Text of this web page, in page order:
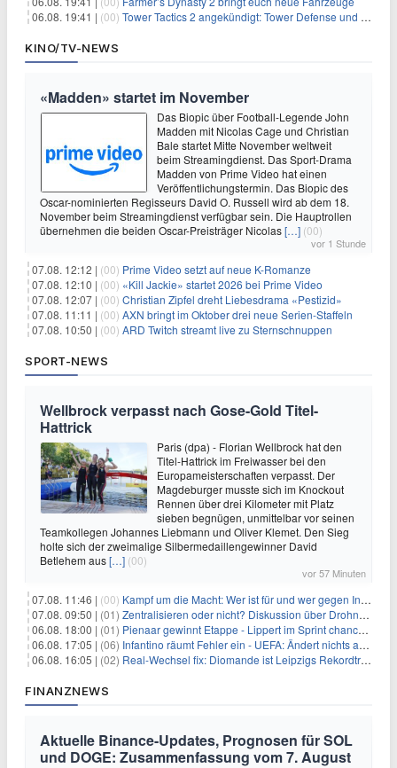
06.08. 19:41 | (00) Tower Tactics 2 angekündigt: Tower Defense und Deckbuilding Kombo kehrt zurück
KINO/TV-NEWS
«Madden» startet im November
Das Biopic über Football-Legende John
Madden mit Nicolas Cage und Christian
Bale startet Mitte November weltweit
beim Streamingdienst. Das Sport-Drama
Madden von Prime Video hat einen
Veröffentlichungstermin. Das Biopic des
Oscar-nominierten Regisseurs David O. Russell wird ab dem 18.
November beim Streamingdienst verfügbar sein. Die Hauptrollen
übernehmen die beiden Oscar-Preisträger Nicolas[…] (00)
vor 1 Stunde
07.08. 12:12 | (00) Prime Video setzt auf neue K-Romanze
07.08. 12:10 | (00) «Kill Jackie» startet 2026 bei Prime Video
07.08. 12:07 | (00) Christian Zipfel dreht Liebesdrama «Pestizid»
07.08. 11:11 | (00) AXN bringt im Oktober drei neue Serien-Staffeln
07.08. 10:50 | (00) ARD Twitch streamt live zu Sternschnuppen
SPORT-NEWS
Wellbrock verpasst nach Gose-Gold Titel-
Hattrick
Paris (dpa) - Florian Wellbrock hat den
Titel-Hattrick im Freiwasser bei den
Europameisterschaften verpasst. Der
Magdeburger musste sich im Knockout
Rennen über drei Kilometer mit Platz
sieben begnügen, unmittelbar vor seinen
Teamkollegen Johannes Liebmann und Oliver Klemet. Den Sieg
holte sich der zweimalige Silbermedaillengewinner David
Betlehem aus[…] (00)
vor 57 Minuten
07.08. 11:46 | (00) Kampf um die Macht: Wer ist für und wer gegen Infantino?
07.08. 09:50 | (01) Zentralisieren oder nicht? Diskussion über Drohnenabwehr
06.08. 18:00 | (01) Pienaar gewinnt Etappe - Lippert im Sprint chancenlos
06.08. 17:05 | (06) Infantino räumt Fehler ein - UEFA: Ändert nichts an Boykott
06.08. 16:05 | (02) Real-Wechsel fix: Diomande ist Leipzigs Rekordtransfer
FINANZNEWS
Aktuelle Binance-Updates, Prognosen für SOL
und DOGE: Zusammenfassung vom 7. August